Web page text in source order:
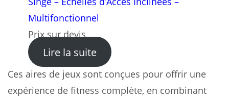
Multifonctionnel
Prix sur devis
Lire la suite: Structure Entraînement
Ces aires de jeux sont conçues pour offrir une
expérience de fitness complète, en combinant